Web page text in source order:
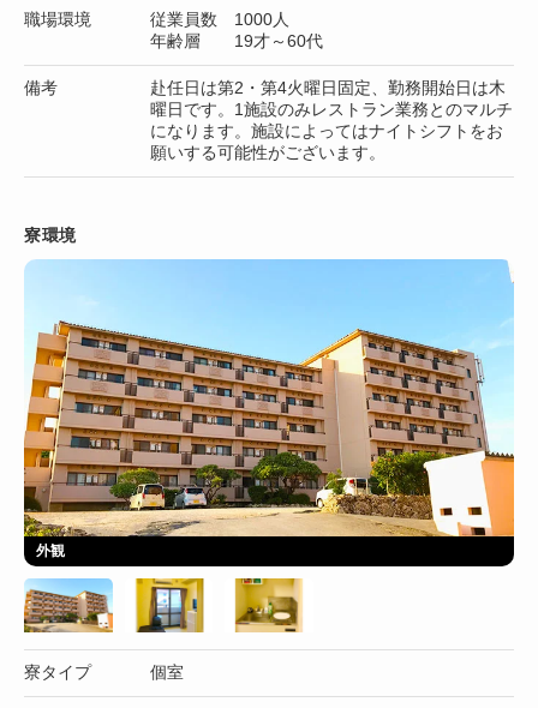
職場環境
従業員数 1000人
年齢層 19才～60代
備考
赴任日は第2・第4火曜日固定、勤務開始日は木
曜日です。1施設のみレストラン業務とのマルチ
になります。施設によってはナイトシフトをお
願いする可能性がございます。
寮環境
外観
寮タイプ 個室